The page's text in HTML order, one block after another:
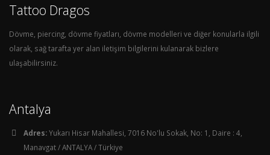
Tattoo Dragos
Dövme, piercing, dövme fiyatları, dövme modelleri ve diğer konularla ilgili
olarak, sağ tarafta yer alan iletişim bilgilerini kulanarak bizlere
ulaşabilirsiniz.
Antalya
Adres:Yukarı Hisar Mahallesi, 7016 No'lu Sokak, No: 1, Daire : 4,
Manavgat / ANTALYA / Türkiye